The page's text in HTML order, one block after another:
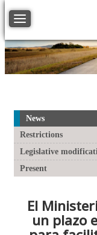
Toggle navigation
News
Restrictions
Legislative
Present
El
un plazo